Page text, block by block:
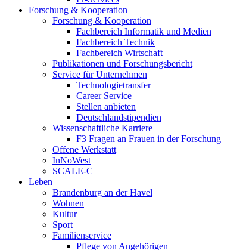
Forschung & Kooperation
Forschung & Kooperation
Fachbereich Informatik und Medien
Fachbereich Technik
Fachbereich Wirtschaft
Publikationen und Forschungsbericht
Service für Unternehmen
Technologietransfer
Career Service
Stellen anbieten
Deutschlandstipendien
Wissenschaftliche Karriere
F3 Fragen an Frauen in der Forschung
Offene Werkstatt
InNoWest
SCALE-C
Leben
Brandenburg an der Havel
Wohnen
Kultur
Sport
Familienservice
Pflege von Angehörigen